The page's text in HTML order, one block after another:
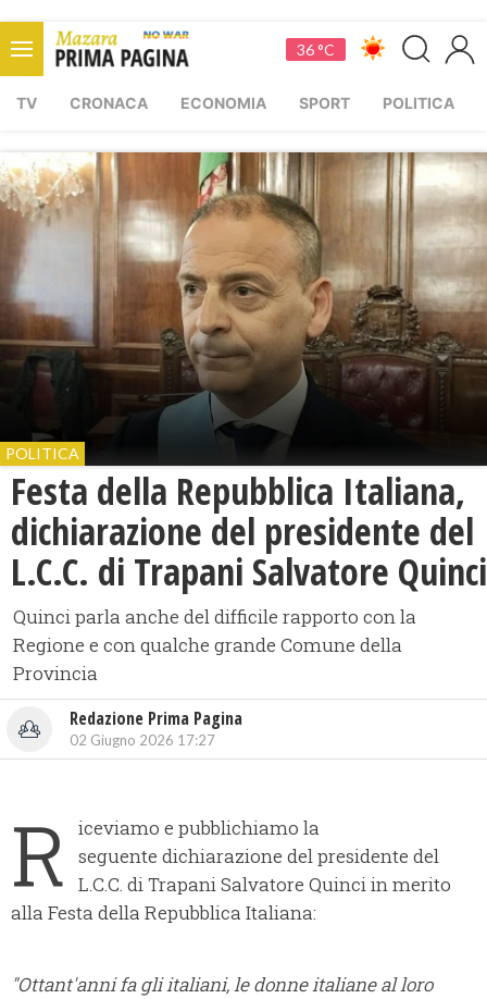
36 °C
TV CRONACA ECONOMIA SPORT POLITICA
POLITICA
Festa della Repubblica Italiana,
dichiarazione del presidente del
L.C.C. di Trapani Salvatore Quinci
Quinci parla anche del difficile rapporto con la
Regione e con qualche grande Comune della
Provincia
Redazione Prima Pagina
02 Giugno 2026 17:27
R
iceviamo e pubblichiamo la
seguente dichiarazione del presidente del
L.C.C. di Trapani Salvatore Quinci in merito
alla Festa della Repubblica Italiana:
"Ottant'anni fa gli italiani, le donne italiane al loro